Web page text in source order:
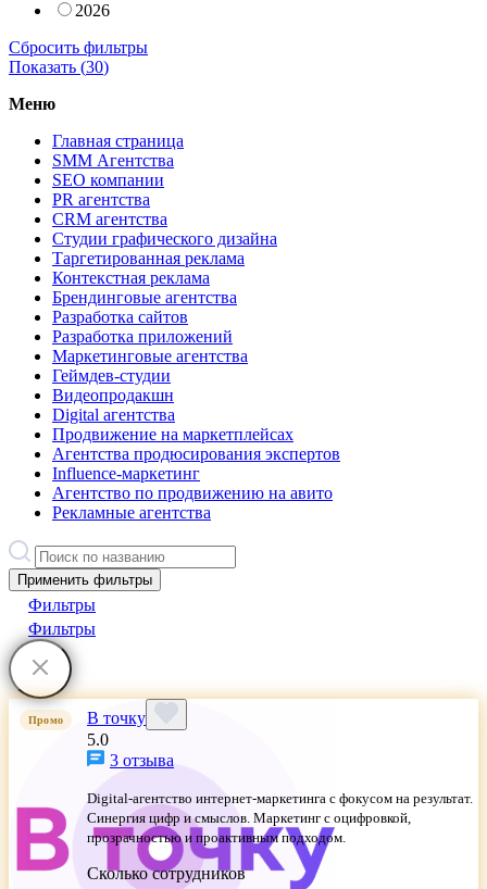
2026
Сбросить фильтры
Показать (30)
Меню
Главная страница
SMM Агентства
SEO компании
PR агентства
CRM агентства
Студии графического дизайна
Таргетированная реклама
Контекстная реклама
Брендинговые агентства
Разработка сайтов
Разработка приложений
Маркетинговые агентства
Геймдев-студии
Видеопродакшн
Digital агентства
Продвижение на маркетплейсах
Агентства продюсирования экспертов
Influence-маркетинг
Агентство по продвижению на авито
Рекламные агентства
Применить фильтры
Фильтры
Фильтры
Промо
В точку
5.0
3 отзыва
Digital-агентство интернет-маркетинга с фокусом на результат.
Синергия цифр и смыслов. Маркетинг с оцифровкой,
прозрачностью и проактивным подходом.
Сколько сотрудников